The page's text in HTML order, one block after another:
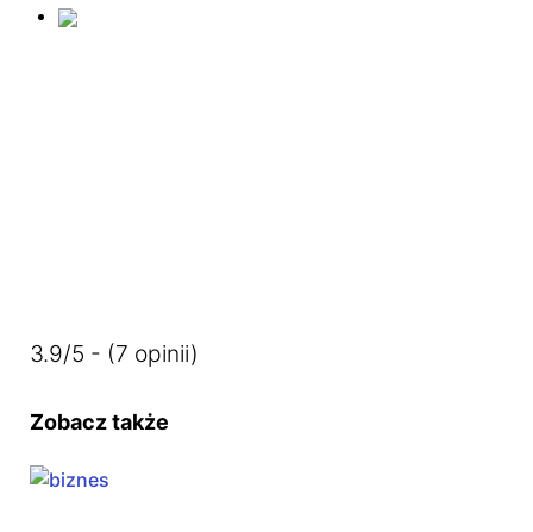
3.9/5 - (7 opinii)
Zobacz także